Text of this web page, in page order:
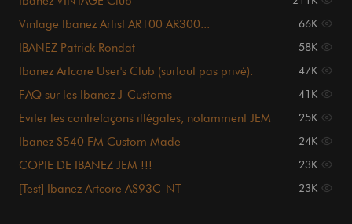
Vintage Ibanez Artist AR100 AR300... 66K
IBANEZ Patrick Rondat 58K
Ibanez Artcore User's Club (surtout pas privé). 47K
FAQ sur les Ibanez J-Customs 41K
Eviter les contrefaçons illégales, notamment JEM 25K
Ibanez S540 FM Custom Made 24K
COPIE DE IBANEZ JEM !!! 23K
[Test] Ibanez Artcore AS93C-NT 23K